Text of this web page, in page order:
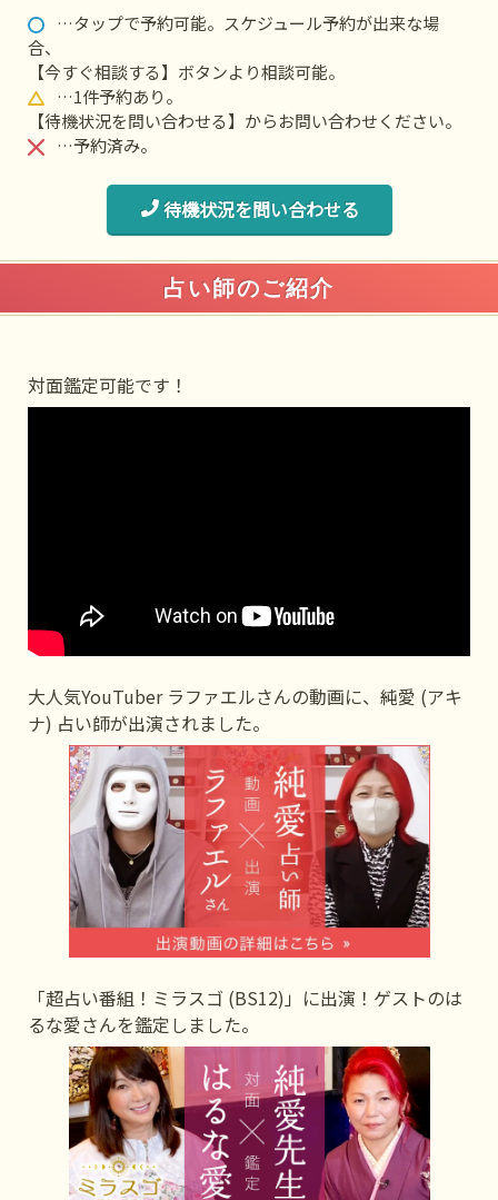
…タップで予約可能。スケジュール予約が出来な場
合、
【今すぐ相談する】ボタンより相談可能。
…1件予約あり。
【待機状況を問い合わせる】からお問い合わせください。
…予約済み。
待機状況を問い合わせる
占い師のご紹介
対面鑑定可能です！
大人気YouTuber ラファエルさんの動画に、純愛 (アキ
ナ) 占い師が出演されました。
「超占い番組！ミラスゴ (BS12)」に出演！ゲストのは
るな愛さんを鑑定しました。